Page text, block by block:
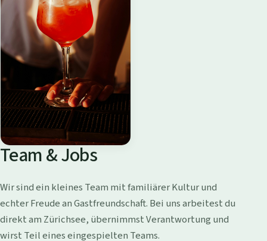
Team & Jobs
Wir sind ein kleines Team mit familiärer Kultur und
echter Freude an Gastfreundschaft. Bei uns arbeitest du
direkt am Zürichsee, übernimmst Verantwortung und
wirst Teil eines eingespielten Teams.